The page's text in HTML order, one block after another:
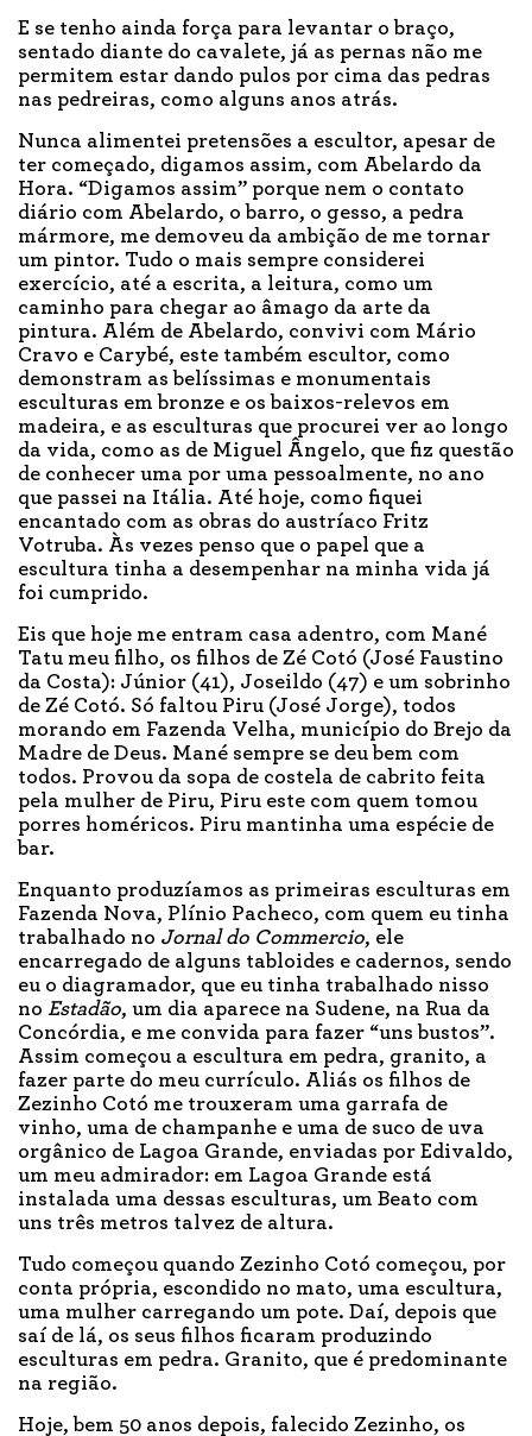
E se tenho ainda força para levantar o braço,
sentado diante do cavalete, já as pernas não me
permitem estar dando pulos por cima das pedras
nas pedreiras, como alguns anos atrás.
Nunca alimentei pretensões a escultor, apesar de
ter começado, digamos assim, com Abelardo da
Hora. “Digamos assim” porque nem o contato
diário com Abelardo, o barro, o gesso, a pedra
mármore, me demoveu da ambição de me tornar
um pintor. Tudo o mais sempre considerei
exercício, até a escrita, a leitura, como um
caminho para chegar ao âmago da arte da
pintura. Além de Abelardo, convivi com Mário
Cravo e Carybé, este também escultor, como
demonstram as belíssimas e monumentais
esculturas em bronze e os baixos-relevos em
madeira, e as esculturas que procurei ver ao longo
da vida, como as de Miguel Ângelo, que fiz questão
de conhecer uma por uma pessoalmente, no ano
que passei na Itália. Até hoje, como fiquei
encantado com as obras do austríaco Fritz
Votruba. Às vezes penso que o papel que a
escultura tinha a desempenhar na minha vida já
foi cumprido.
Eis que hoje me entram casa adentro, com Mané
Tatu meu filho, os filhos de Zé Cotó (José Faustino
da Costa): Júnior (41), Joseildo (47) e um sobrinho
de Zé Cotó. Só faltou Piru (José Jorge), todos
morando em Fazenda Velha, município do Brejo da
Madre de Deus. Mané sempre se deu bem com
todos. Provou da sopa de costela de cabrito feita
pela mulher de Piru, Piru este com quem tomou
porres homéricos. Piru mantinha uma espécie de
bar.
Enquanto produzíamos as primeiras esculturas em
Fazenda Nova, Plínio Pacheco, com quem eu tinha
trabalhado no Jornal do Commercio, ele
encarregado de alguns tabloides e cadernos, sendo
eu o diagramador, que eu tinha trabalhado nisso
no Estadão, um dia aparece na Sudene, na Rua da
Concórdia, e me convida para fazer “uns bustos”.
Assim começou a escultura em pedra, granito, a
fazer parte do meu currículo. Aliás os filhos de
Zezinho Cotó me trouxeram uma garrafa de
vinho, uma de champanhe e uma de suco de uva
orgânico de Lagoa Grande, enviadas por Edivaldo,
um meu admirador: em Lagoa Grande está
instalada uma dessas esculturas, um Beato com
uns três metros talvez de altura.
Tudo começou quando Zezinho Cotó começou, por
conta própria, escondido no mato, uma escultura,
uma mulher carregando um pote. Daí, depois que
saí de lá, os seus filhos ficaram produzindo
esculturas em pedra. Granito, que é predominante
na região.
Hoje, bem 50 anos depois, falecido Zezinho, os